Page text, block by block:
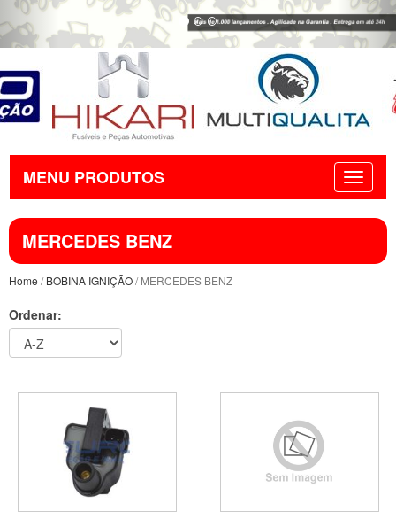
MENU PRODUTOS
MERCEDES BENZ
Home /BOBINA IGNIÇÃO/ MERCEDES BENZ
Ordenar: